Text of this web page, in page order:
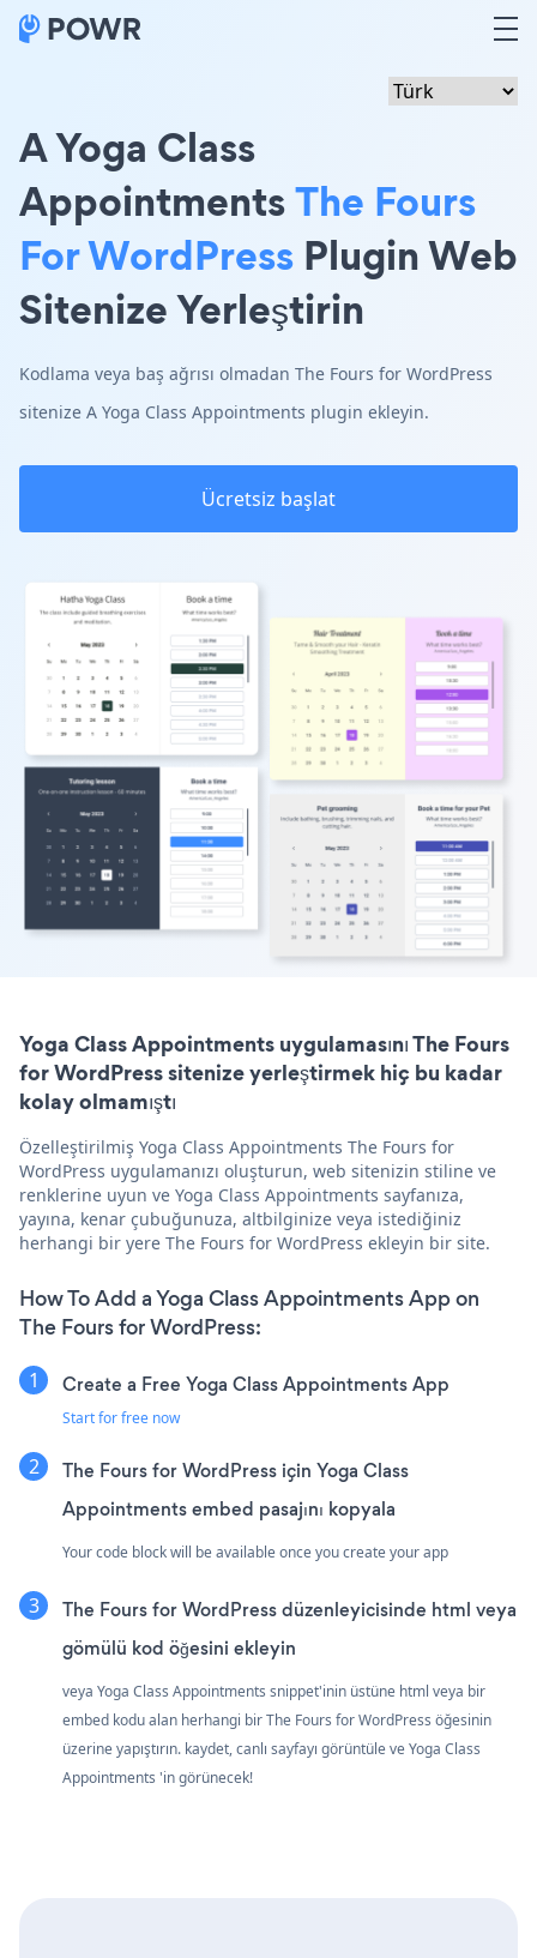
A Yoga Class
AppointmentsThe Fours
For WordPress Plugin Web
Sitenize Yerleştirin
Kodlama veya baş ağrısı olmadan The Fours for WordPress
sitenize A Yoga Class Appointments plugin ekleyin.
Ücretsiz başlat
Yoga Class Appointments uygulamasını The Fours
for WordPress sitenize yerleştirmek hiç bu kadar
kolay olmamıştı
Özelleştirilmiş Yoga Class Appointments The Fours for
WordPress uygulamanızı oluşturun, web sitenizin stiline ve
renklerine uyun ve Yoga Class Appointments sayfanıza,
yayına, kenar çubuğunuza, altbilginize veya istediğiniz
herhangi bir yere The Fours for WordPress ekleyin bir site.
How To Add a Yoga Class Appointments App on
The Fours for WordPress:
Create a Free Yoga Class Appointments App
Start for free now
The Fours for WordPress için Yoga Class
Appointments embed pasajını kopyala
Your code block will be available once you create your app
The Fours for WordPress düzenleyicisinde html veya
gömülü kod öğesini ekleyin
veya Yoga Class Appointments snippet'inin üstüne html veya bir
embed kodu alan herhangi bir The Fours for WordPress öğesinin
üzerine yapıştırın. kaydet, canlı sayfayı görüntüle ve Yoga Class
Appointments 'in görünecek!